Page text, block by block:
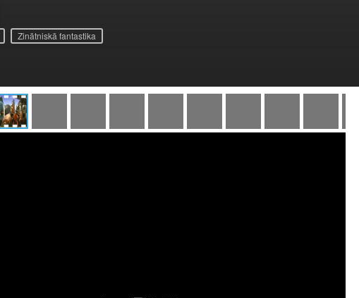
Zinātniskā fantastika